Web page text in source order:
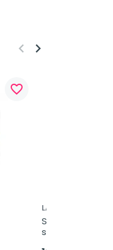
favorite_border
LABORATORIOS
Septogin MD
secante spray,
keyboard_arrow_left keyboard_arrow_right